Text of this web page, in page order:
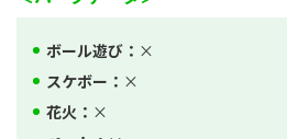
ボール遊び： ×
スケボー： ×
花火： ×